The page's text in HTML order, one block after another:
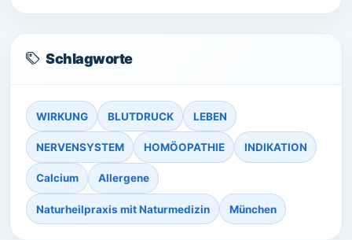
Schlagworte
WIRKUNG BLUTDRUCK LEBEN
NERVENSYSTEM HOMÖOPATHIE INDIKATION
Calcium Allergene
Naturheilpraxis mit Naturmedizin München